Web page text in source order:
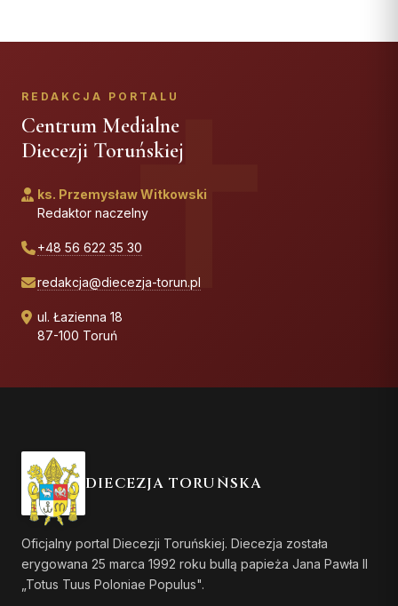
REDAKCJA PORTALU
Centrum Medialne
Diecezji Toruńskiej
ks. Przemysław Witkowski
Redaktor naczelny
+48 56 622 35 30
redakcja@diecezja-torun.pl
ul. Łazienna 18
87-100 Toruń
DIECEZJA TORUŃSKA
Oficjalny portal Diecezji Toruńskiej. Diecezja została
erygowana 25 marca 1992 roku bullą papieża Jana Pawła II
„Totus Tuus Poloniae Populus".